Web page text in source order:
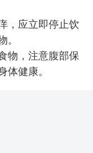
，应立即停止饮
。
物，注意腹部保
体健康。